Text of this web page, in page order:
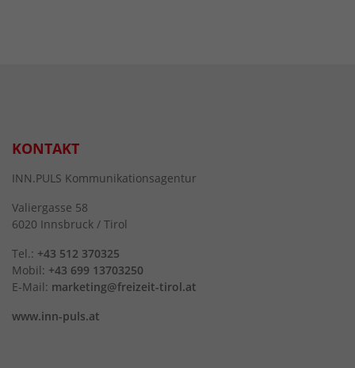
KONTAKT
INN.PULS Kommunikationsagentur
Valiergasse 58
6020 Innsbruck / Tirol
Tel.: +43 512 370325
Mobil: +43 699 13703250
E-Mail: marketing@freizeit-tirol.at
www.inn-puls.at